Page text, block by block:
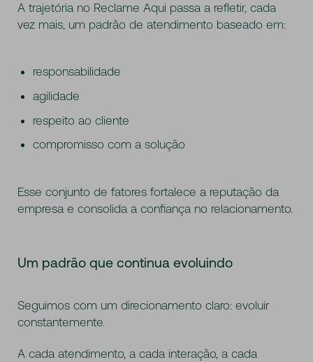
A trajetória no Reclame Aqui passa a refletir, cada
vez mais, um padrão de atendimento baseado em:
responsabilidade
agilidade
respeito ao cliente
compromisso com a solução
Esse conjunto de fatores fortalece a reputação da
empresa e consolida a confiança no relacionamento.
Um padrão que continua evoluindo
Seguimos com um direcionamento claro: evoluir
constantemente.
A cada atendimento, a cada interação, a cada